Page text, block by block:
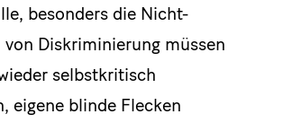
besonders die Nicht-
Diskriminierung müssen
selbstkritisch
eigene blinde Flecken